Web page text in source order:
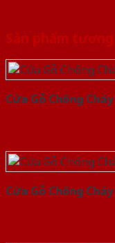
Sản phẩm
Cửa Gỗ Chống
Cửa Gỗ Chống